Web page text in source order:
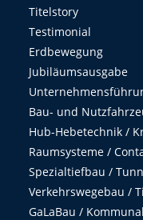
Titelstory
Testimonial
Erdbewegung
Jubiläumsausgabe
Bau- und
Hub-Hebetechnik /
Raumsysteme /
Spezialtiefbau /
Verkehrswegebau /
GaLaBau /